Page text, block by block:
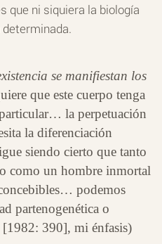
que ni siquiera la biología
se manifiestan los
que este cuerpo tenga
la perpetuación
la diferenciación
siendo cierto que tanto
como un hombre inmortal
podemos
partenogenética o
390], mi énfasis)